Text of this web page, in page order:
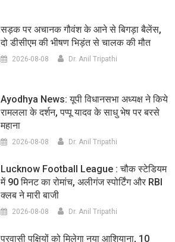
सड़क पर अचानक गौवंश के आने से बिगड़ा बैलेंस,
दो डीसीएम की भीषण भिड़ंत से चालक की मौत
2026-08-08 Dr. Anil Tripathi
Ayodhya News: यूपी विधानसभा अध्यक्ष ने किये
रामलला के दर्शन, पप्पू यादव के साधु भेष पर बरसे
महाना
2026-08-08 Dr. Anil Tripathi
Lucknow Football League : चौक स्टेडियम
में 90 मिनट का रोमांच, अलीगंज स्पोर्टिंग और RBI
क्लब ने मारी बाजी
2026-08-08 Dr. Anil Tripathi
प्रवासी पक्षियों को मिलेगा नया आशियाना, 10